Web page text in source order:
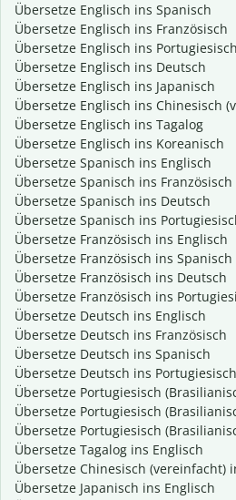
Übersetze Englisch ins Spanisch
Übersetze Englisch ins Französisch
Übersetze Englisch ins
Übersetze Englisch ins Deutsch
Übersetze Englisch ins Japanisch
Übersetze Englisch ins Chinesisch
Übersetze Englisch ins Tagalog
Übersetze Englisch ins Koreanisch
Übersetze Spanisch ins Englisch
Übersetze Spanisch ins Französisch
Übersetze Spanisch ins Deutsch
Übersetze Spanisch ins
Übersetze Französisch ins Englisch
Übersetze Französisch ins Spanisch
Übersetze Französisch ins Deutsch
Übersetze Französisch ins
Übersetze Deutsch ins Englisch
Übersetze Deutsch ins Französisch
Übersetze Deutsch ins Spanisch
Übersetze Deutsch ins
Übersetze Portugiesisch
Übersetze Portugiesisch
Übersetze Portugiesisch
Übersetze Tagalog ins Englisch
Übersetze Chinesisch (vereinfacht)
Übersetze Japanisch ins Englisch